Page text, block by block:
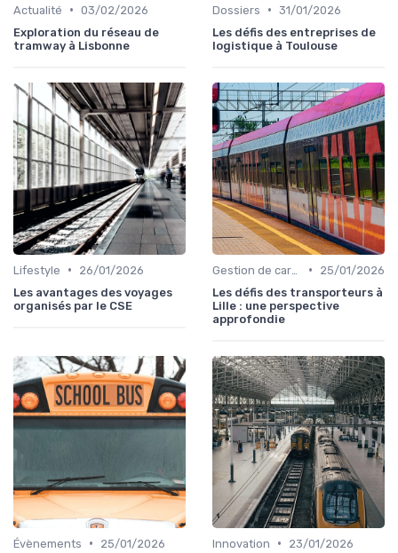
Actualité • 03/02/2026
Exploration du réseau de
tramway à Lisbonne
Dossiers • 31/01/2026
Les défis des entreprises de
logistique à Toulouse
Lifestyle •
26/01/2026
Les avantages des voyages
organisés par le CSE
•
25/01/2026
Les défis des transporteurs à
Lille : une perspective
approfondie
Évènements •
25/01/2026
Innovation •
23/01/2026